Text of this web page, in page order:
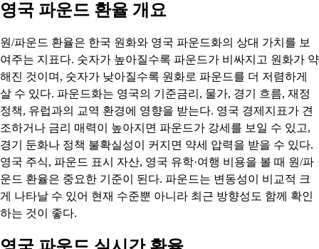
영국 파운드 환율 개요
원/파운드 환율은 한국 원화와 영국 파운드화의 상대 가치를 보
여주는 지표다. 숫자가 높아질수록 파운드가 비싸지고 원화가 약
해진 것이며, 숫자가 낮아질수록 원화로 파운드를 더 저렴하게
살 수 있다. 파운드화는 영국의 기준금리, 물가, 경기 흐름, 재정
정책, 유럽과의 교역 환경에 영향을 받는다. 영국 경제지표가 견
조하거나 금리 매력이 높아지면 파운드가 강세를 보일 수 있고,
경기 둔화나 정책 불확실성이 커지면 약세 압력을 받을 수 있다.
영국 주식, 파운드 표시 자산, 영국 유학·여행 비용을 볼 때 원/파
운드 환율은 중요한 기준이 된다. 파운드는 변동성이 비교적 크
게 나타날 수 있어 현재 수준뿐 아니라 최근 방향성도 함께 확인
하는 것이 좋다.